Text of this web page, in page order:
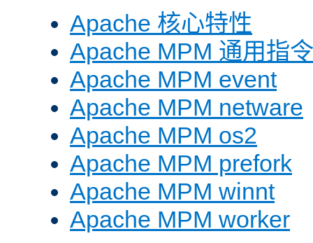
Apache 核心特性
Apache MPM 通用指令
Apache MPM event
Apache MPM netware
Apache MPM os2
Apache MPM prefork
Apache MPM winnt
Apache MPM worker